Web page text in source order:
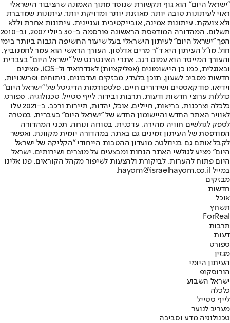
"ישראל היום" הוא גוף תקשורת שנוסד מתוך האמונה שהציבור הישראלי
ראוי לעיתונות טובה יותר, מאוזנת יותר ומדויקת יותר. עיתונות שמדברת
ולא צועקת. עיתונות אמינה, אובייקטיבית ועניינית. עיתונות אחרת וללא
תשלום. המהדורה המודפסת הראשונה פורסמה ב-30 ביולי 2007, וב-2010
הפך "ישראל היום" לעיתון הישראלי בעל שיעור החשיפה הגבוה ביותר בימי
חול. מו"ל העיתון היא ד"ר מרים אדלסון. העורך הראשי הוא עמר לחמנוביץ,
והעורך המייסד הוא עמוס רגב. אתרי האינטרנט של "ישראל היום" בעברית
ובאנגלית, כמו כן היישומונים (אפליקציות) לאנדרואיד ול-iOS, מציגים
חדשות מסביב לשעון, תוכן בלעדי, מבזקים ועדכונים, ניתוחים ופרשנויות,
וידיאו, פודקאסטים ושידורים חיים. פלטפורמות הדיגיטל של "ישראל היום"
כוללות ערוצי חדשות ודעות, תרבות ובידור, לייף סטייל, טכנולוגיה, ספורט,
כלכלה וצרכנות, בריאות, חיילים, אוכל, יהדות, תיירות ורכב. ב-2021 עלו
לאוויר האתר החדש והיישומון החדש של "ישראל היום" בעברית, במטרה
לספק לגולשים חוויה מהירה, עדכנית, בטוחה ונוחה. תכני המהדורה
המודפסת של העיתון זמינים גם באתר, במהדורה יומית מקוונת, ואפשר
לקבל אותם גם בניוזלטר. מועדון ההטבות הייחודי "הקליקה של ישראל
היום" מציע לגולשי האתר הנחות ומבצעים על מוצרים ושירותים. ישראל
היום פתוח להערות, לביקורת ולהצעות לשיפור מקהל הקוראים. פנו אלינו
במייל hayom@israelhayom.co.il.
מבזקים
חדשות
אוכל
תשחץ
ForReal
תרבות
דעות
ספורט
מגזין
העיתון היומי
הורוסקופ
ישראל השבוע
כלכלה
לייף סטייל
מעריב לנוער
טכנולוגיה מדע וסביבה